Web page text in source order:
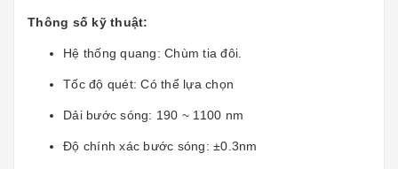
Thông số kỹ thuật:
Hệ thống quang: Chùm tia đôi.
Tốc độ quét: Có thể lựa chọn
Dải bước sóng: 190 ~ 1100 nm
Độ chính xác bước sóng: ±0.3nm